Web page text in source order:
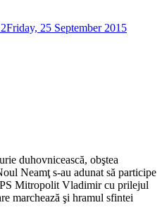
Friday, 25 September 2015
duhovnicească, obştea
Neamţ s-au adunat să participe
Mitropolit Vladimir cu prilejul
marchează şi hramul sfintei